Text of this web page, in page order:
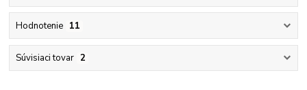
Hodnotenie 11
Súvisiaci tovar 2